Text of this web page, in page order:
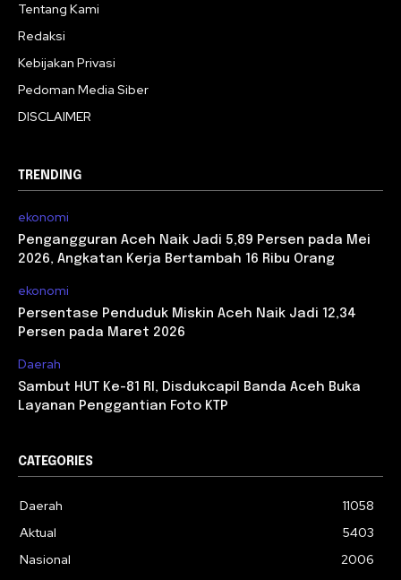
Tentang Kami
Redaksi
Kebijakan Privasi
Pedoman Media Siber
DISCLAIMER
TRENDING
ekonomi
Pengangguran Aceh Naik Jadi 5,89 Persen pada Mei
2026, Angkatan Kerja Bertambah 16 Ribu Orang
ekonomi
Persentase Penduduk Miskin Aceh Naik Jadi 12,34
Persen pada Maret 2026
Daerah
Sambut HUT Ke-81 RI, Disdukcapil Banda Aceh Buka
Layanan Penggantian Foto KTP
CATEGORIES
Daerah
11058
Aktual
5403
Nasional
2006